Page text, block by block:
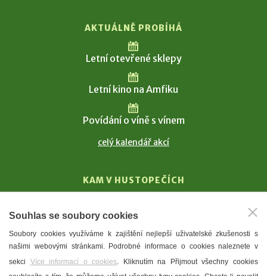
AKTUÁLNĚ PROBÍHÁ
Letní otevřené sklepy
Letní kino na Amfiku
Povídání o víně s vínem
celý kalendář akcí
KAM V HUSTOPEČÍCH
T. G. Masaryk
Mandloně
Ubytování
Souhlas se soubory cookies
Soubory cookies využíváme k zajištění nejlepší uživatelské zkušenosti s
našimi webovými stránkami. Podrobné informace o cookies naleznete v
sekci Více informací o cookies. Kliknutím na Přijmout všechny cookies